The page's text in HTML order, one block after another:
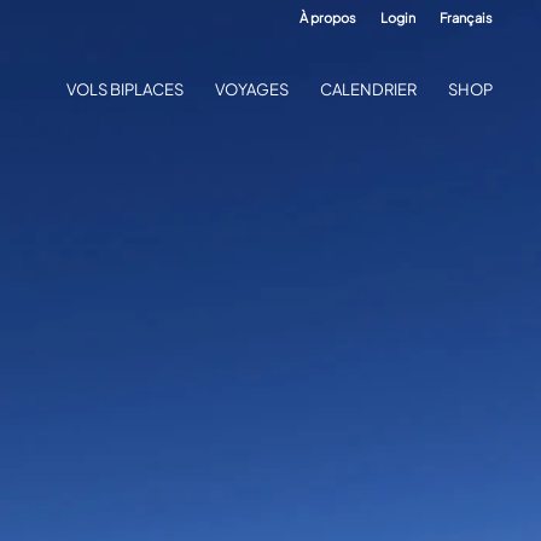
À propos Login Français
VOLS BIPLACES VOYAGES CALENDRIER SHOP